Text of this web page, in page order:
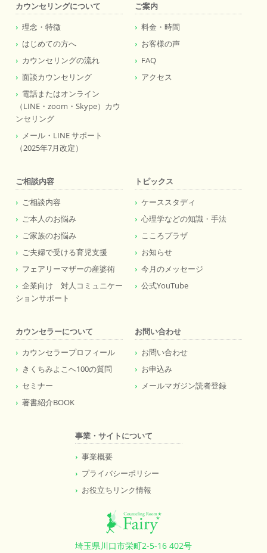
カウンセリングについて
理念・特徴
はじめての方へ
カウンセリングの流れ
面談カウンセリング
電話またはオンライン
（LINE・zoom・Skype）カウ
ンセリング
メール・LINE サポート
（2025年7月改定）
ご案内
料金・時間
お客様の声
FAQ
アクセス
ご相談内容
ご相談内容
ご本人のお悩み
ご家族のお悩み
ご夫婦で受ける育児支援
フェアリーマザーの産婆術
企業向け 対人コミュニケー
ションサポート
トピックス
ケーススタディ
心理学などの知識・手法
こころプラザ
お知らせ
今月のメッセージ
公式YouTube
カウンセラーについて
カウンセラープロフィール
きくちみよこへ100の質問
セミナー
著書紹介BOOK
お問い合わせ
お問い合わせ
お申込み
メールマガジン読者登録
事業・サイトについて
事業概要
プライバシーポリシー
お役立ちリンク情報
埼玉県川口市栄町2-5-16 402号